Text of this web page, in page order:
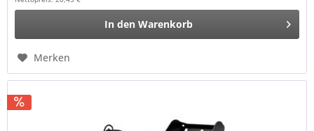
In den Warenkorb
Merken